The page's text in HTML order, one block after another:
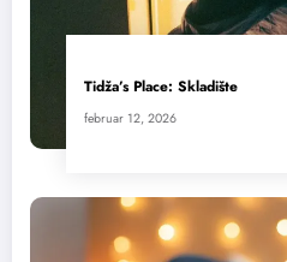
Tidža’s Place: Skladište
februar 12, 2026